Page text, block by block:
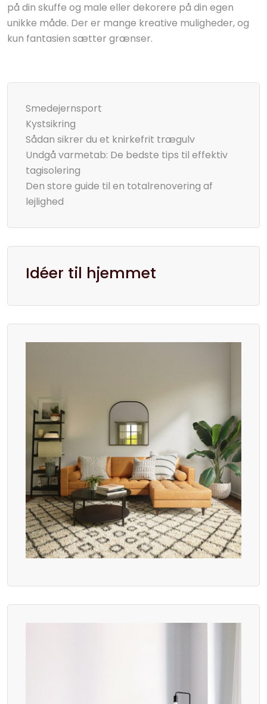
på din skuffe og male eller dekorere på din egen
unikke måde. Der er mange kreative muligheder, og
kun fantasien sætter grænser.
Smedejernsport
Kystsikring
Sådan sikrer du et knirkefrit trægulv
Undgå varmetab: De bedste tips til effektiv
tagisolering
Den store guide til en totalrenovering af
lejlighed
Idéer til hjemmet